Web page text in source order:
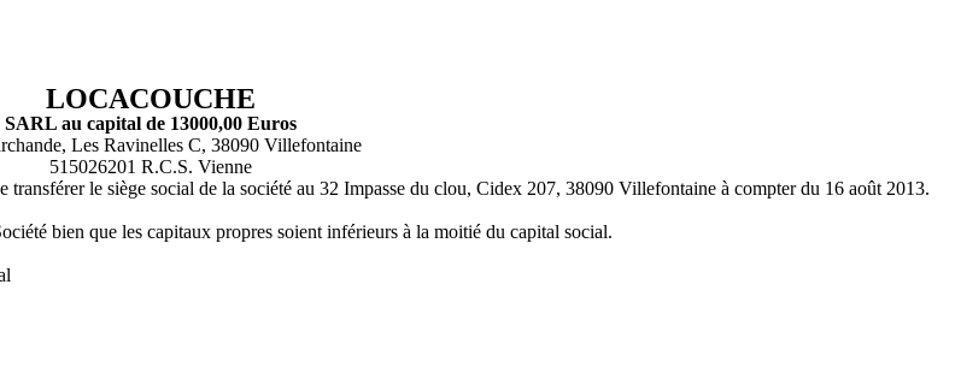
LOCACOUCHE
SARL au capital de 13000,00 Euros
Les Ravinelles C, 38090 Villefontaine
515026201 R.C.S. Vienne
le siège social de la société au 32 Impasse du clou, Cidex 207, 38090 Villefontaine à compter du 16 août 2013.
bien que les capitaux propres soient inférieurs à la moitié du capital social.